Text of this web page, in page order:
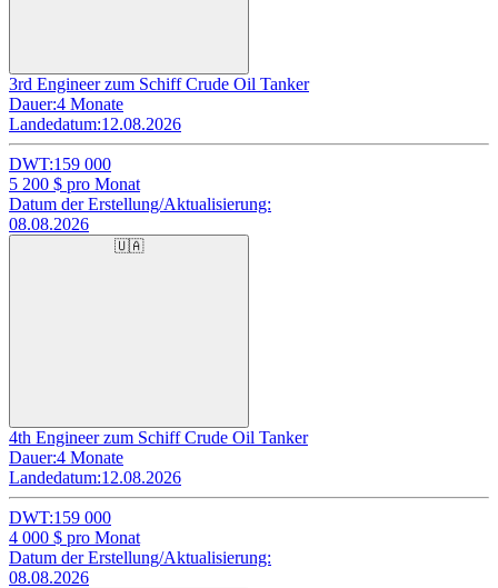
3rd Engineer zum Schiff Crude Oil Tanker
Dauer:4 Monate
Landedatum:12.08.2026
DWT:159 000
5 200 $ pro Monat
Datum der Erstellung/Aktualisierung:
08.08.2026
🇺🇦
4th Engineer zum Schiff Crude Oil Tanker
Dauer:4 Monate
Landedatum:12.08.2026
DWT:159 000
4 000 $ pro Monat
Datum der Erstellung/Aktualisierung:
08.08.2026